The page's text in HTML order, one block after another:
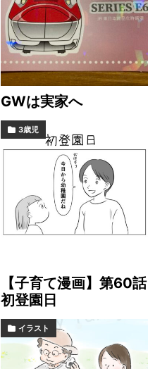
GWは実家へ
3歳児
【子育て漫画】第60話
初登園日
イラスト